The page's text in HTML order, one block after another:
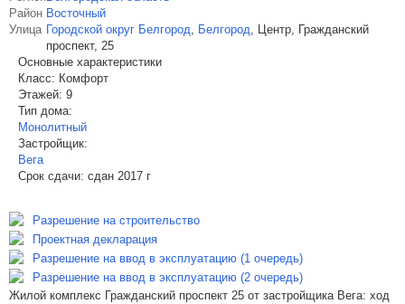
Район Восточный
Улица Городской округ Белгород, Белгород, Центр, Гражданский
проспект, 25
Основные характеристики
Класс: Комфорт
Этажей: 9
Тип дома:
Монолитный
Застройщик:
Вега
Срок сдачи: сдан 2017 г
Разрешение на строительство
Проектная декларация
Разрешение на ввод в эксплуатацию (1 очередь)
Разрешение на ввод в эксплуатацию (2 очередь)
Жилой комплекс Гражданский проспект 25 от застройщика Вега: ход